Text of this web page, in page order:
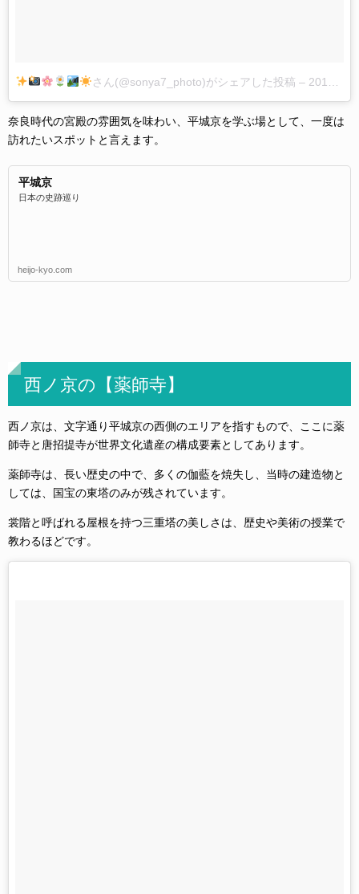
さん(@sonya7_photo)がシェアした投稿 – 2018年 6月月1日午後5時08分PDT
奈良時代の宮殿の雰囲気を味わい、平城京を学ぶ場として、一度は
訪れたいスポットと言えます。
平城京
日本の史跡巡り
heijo-kyo.com
西ノ京の【薬師寺】
西ノ京は、文字通り平城京の西側のエリアを指すもので、ここに薬
師寺と唐招提寺が世界文化遺産の構成要素としてあります。
薬師寺は、長い歴史の中で、多くの伽藍を焼失し、当時の建造物と
しては、国宝の東塔のみが残されています。
裳階と呼ばれる屋根を持つ三重塔の美しさは、歴史や美術の授業で
教わるほどです。